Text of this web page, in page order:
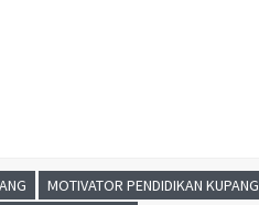
MOTIVATOR PENDIDIKAN KUPANG